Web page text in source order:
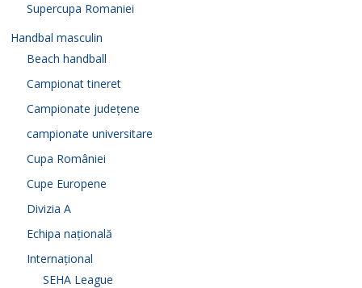
Supercupa Romaniei
Handbal masculin
Beach handball
Campionat tineret
Campionate județene
campionate universitare
Cupa României
Cupe Europene
Divizia A
Echipa națională
Internațional
SEHA League